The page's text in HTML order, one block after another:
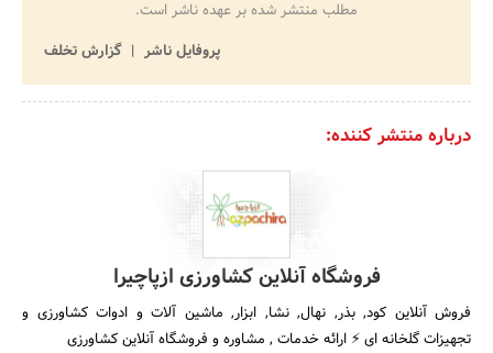
مطلب منتشر شده بر عهده ناشر است.
پروفایل ناشر
گزارش تخلف
درباره منتشر کننده:
فروشگاه آنلاین کشاورزی ازپاچیرا
فروش آنلاین کود, بذر, نهال, نشا, ابزار, ماشین آلات و ادوات کشاورزی و
تجهیزات گلخانه ای ⚡️ ارائه خدمات , مشاوره و فروشگاه آنلاین کشاورزی